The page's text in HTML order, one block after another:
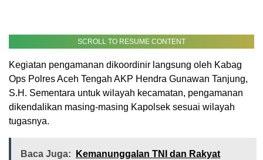
SCROLL TO RESUME CONTENT
Kegiatan pengamanan dikoordinir langsung oleh Kabag
Ops Polres Aceh Tengah AKP Hendra Gunawan Tanjung,
S.H. Sementara untuk wilayah kecamatan, pengamanan
dikendalikan masing-masing Kapolsek sesuai wilayah
tugasnya.
Baca Juga:
Kemanunggalan TNI dan Rakyat